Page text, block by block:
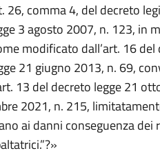
26, comma 4, del decreto
3 agosto 2007, n. 123, in
modificato dall’art. 16
21 giugno 2013, n. 69,
13 del decreto legge 21
2021, n. 215,
ai danni conseguenza dei